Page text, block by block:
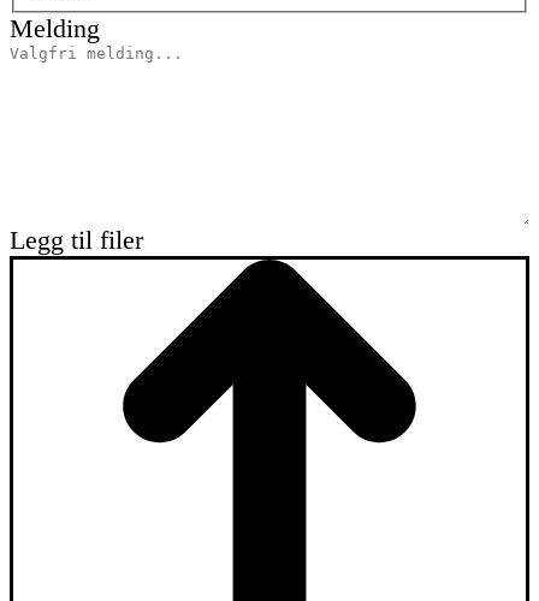
Melding
Legg til filer